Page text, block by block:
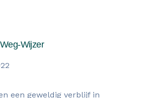
Wijzer
een geweldig verblijf in